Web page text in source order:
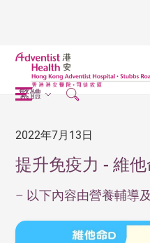
繁體
2022年7月13日
提升免疫力 - 維他
– 以下內容由營養輔導